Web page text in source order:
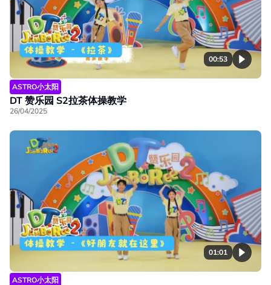
00:53
ASTRO小太阳
DT 赞乐园 S2拉茶体操教学
26/04/2025
01:01
ASTRO小太阳